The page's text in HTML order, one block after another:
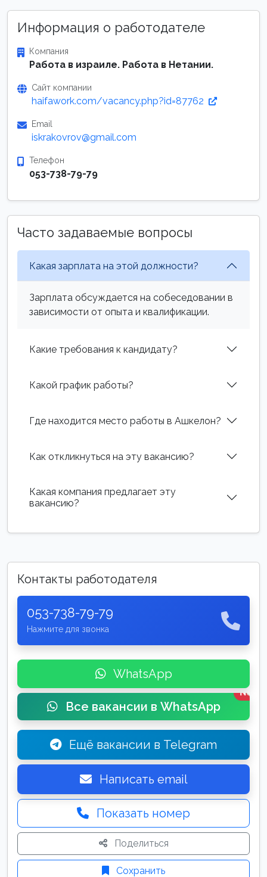
Информация о работодателе
Компания
Работа в израиле. Работа в Нетании.
Сайт компании
haifawork.com/vacancy.php?id=87762
Email
iskrakovrov@gmail.com
Телефон
053-738-79-79
Часто задаваемые вопросы
Какая зарплата на этой должности?
Зарплата обсуждается на собеседовании в
зависимости от опыта и квалификации.
Какие требования к кандидату?
Какой график работы?
Где находится место работы в Ашкелон?
Как откликнуться на эту вакансию?
Какая компания предлагает эту
вакансию?
Контакты работодателя
053-738-79-79
Нажмите для звонка
WhatsApp
Все вакансии в WhatsApp
New
Ещё вакансии в Telegram
Написать email
Показать номер
Поделиться
Сохранить